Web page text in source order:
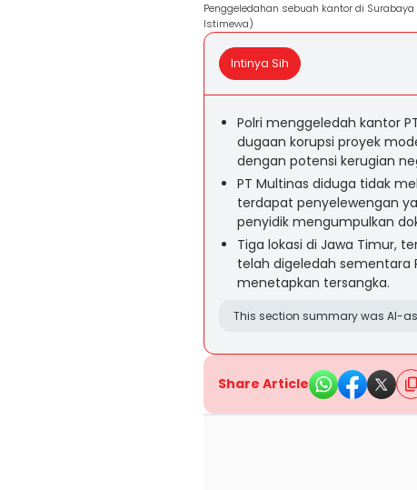
Penggeledahan sebuah kantor di
Istimewa)
Intinya Sih
Polri menggeledah kantor
dugaan korupsi proyek
dengan potensi kerugian
PT Multinas diduga tidak
terdapat penyelewengan
penyidik mengumpulkan
Tiga lokasi di Jawa Timur,
telah digeledah sementara
menetapkan tersangka.
This section summary was AI-
Share Article